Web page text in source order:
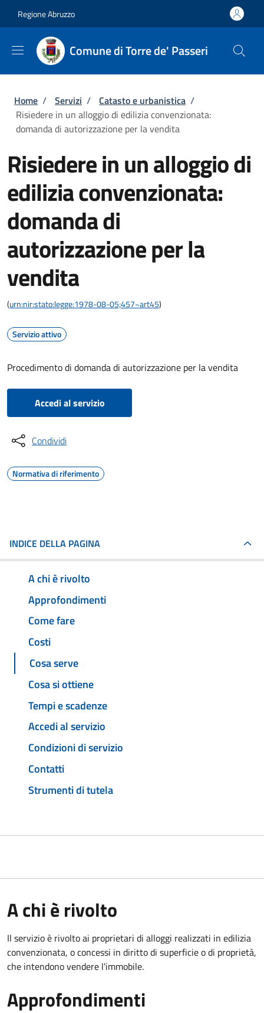
Regione Abruzzo
Comune di Torre de' Passeri
Briciole di pane
Home / Servizi / Catasto e urbanistica /
Risiedere in un alloggio di edilizia convenzionata:
domanda di autorizzazione per la vendita
Risiedere in un alloggio di
edilizia convenzionata:
domanda di
autorizzazione per la
vendita
(urn:nir:stato:legge:1978-08-05;457~art45)
Servizio attivo
Procedimento di domanda di autorizzazione per la vendita
Accedi al servizio
Condividi
Normativa di riferimento
INDICE DELLA PAGINA
A chi è rivolto
Approfondimenti
Come fare
Costi
Cosa serve
Cosa si ottiene
Tempi e scadenze
Accedi al servizio
Condizioni di servizio
Contatti
Strumenti di tutela
A chi è rivolto
Il servizio è rivolto ai proprietari di alloggi realizzati in edilizia
convenzionata, o concessi in diritto di superficie o di proprietà,
che intendono vendere l'immobile.
Approfondimenti